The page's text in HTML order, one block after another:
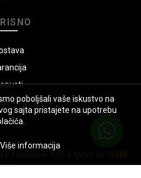
naručivanje
zaštićena. Bits & bytes by: GSM
poboljšali vaše iskustvo na
sajta pristajete na upotrebu
Više informacija